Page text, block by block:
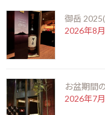
御岳
2026年8
お盆期間
2026年7